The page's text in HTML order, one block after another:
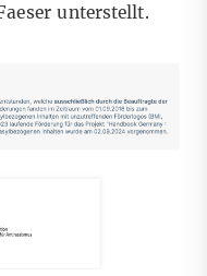
unterstellt.